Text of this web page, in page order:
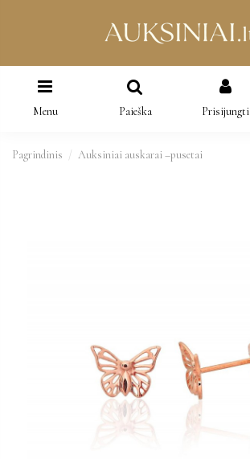
Menu Paieška Prisijungti
Pagrindinis Auksiniai auskarai –pusetai